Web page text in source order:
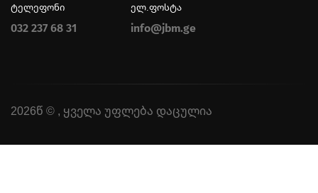
ტელეფონი
032 237 68 31
ელ.ფოსტა
info@jbm.ge
2026წ © , ყველა უფლება დაცულია